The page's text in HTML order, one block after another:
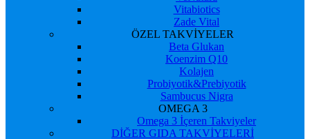
Vitabiotics
Zade Vital
ÖZEL TAKVİYELER
Beta Glukan
Koenzim Q10
Kolajen
Probiyotik&Prebiyotik
Sambucus Nigra
OMEGA 3
Omega 3 İçeren Takviyeler
DİĞER GIDA TAKVİYELERİ